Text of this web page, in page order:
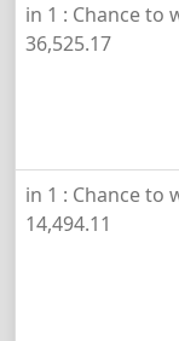
Chance to
1 in
36,525.17
Chance to
1 in
14,494.11